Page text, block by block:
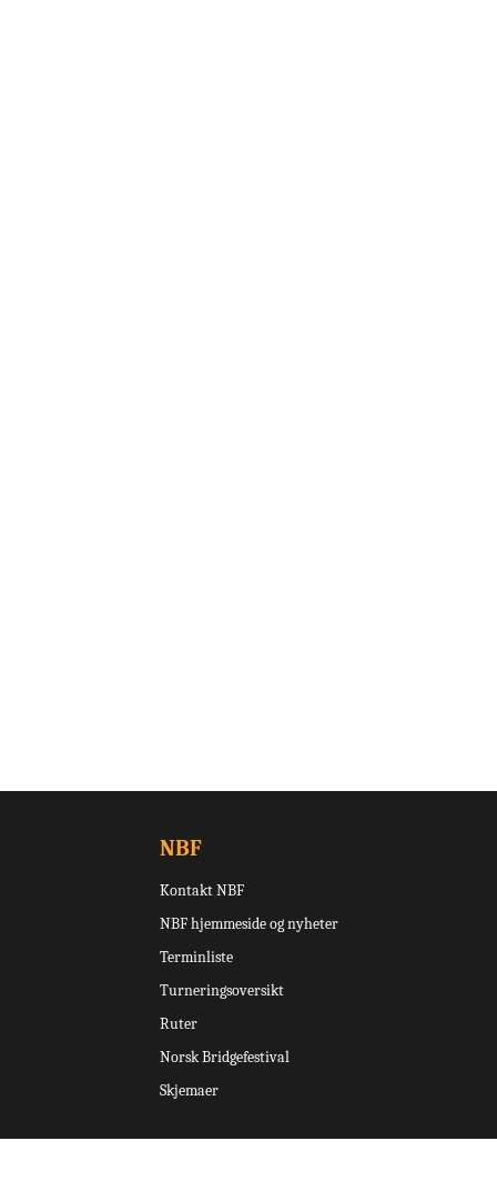
NBF
Kontakt NBF
NBF hjemmeside og nyheter
Terminliste
Turneringsoversikt
Ruter
Norsk Bridgefestival
Skjemaer